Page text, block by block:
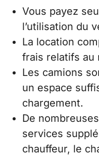
Vous payez
l’utilisation du
La location
frais relatifs au
Les camions
un espace
chargement.
De
services
chauffeur, le